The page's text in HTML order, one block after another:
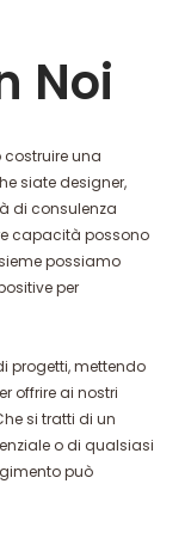
Noi
una
siate designer,
di consulenza
capacità possono
possiamo
per
progetti, mettendo
offrire ai nostri
si tratti di un
o di qualsiasi
può